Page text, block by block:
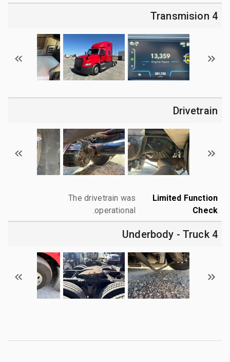
4 Transmision
Drivetrain
Limited Function
Check
The drivetrain was
operational.
4 Underbody - Truck